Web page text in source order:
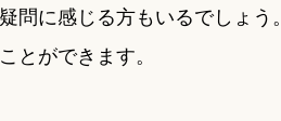
問に感じる方もいるでしょ
とができます。